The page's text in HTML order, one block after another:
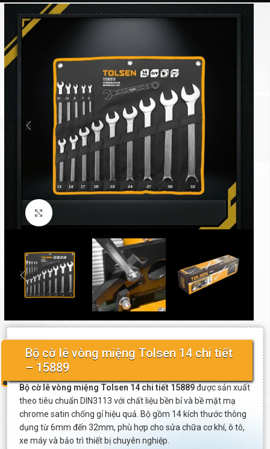
Click to enlarge
Bộ cờ lê vòng miệng Tolsen 14 chi tiết
– 15889
Bộ cờ lê vòng miệng Tolsen 14 chi tiết 15889được sản xuất
theo tiêu chuẩn DIN3113 với chất liệu bền bỉ và bề mặt mạ
chrome satin chống gỉ hiệu quả. Bộ gồm 14 kích thước thông
dụng từ 6mm đến 32mm, phù hợp cho sửa chữa cơ khí, ô tô,
xe máy và bảo trì thiết bị chuyên nghiệp.